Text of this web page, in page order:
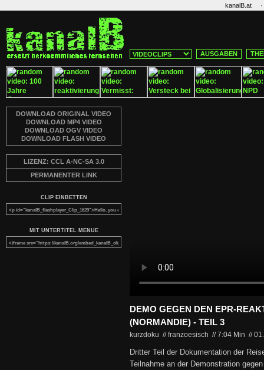
kanalB.at ·
AUSGABEN
DOWNLOAD ORIGINAL VIDEO
DOWNLOAD MP4 VIDEO
DOWNLOAD OGV VIDEO
DOWNLOAD FLASH VIDEO
LIZENZ: CCL A-NC-SA 3.0
PERMANENTER LINK
CLIP EINBETTEN
MIT UNTERTITEL MENUE
DEMO GEGEN DEN EPR-
(NORMANDIE) - TEIL 3
kurzdoku // franzoesisch //7:04 Min //
Dritter Teil der Dokumentation der
Teilnahme an der Demonstration